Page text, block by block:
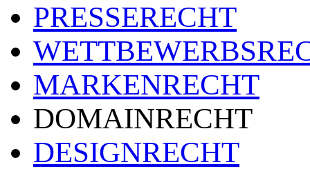
PRESSERECHT
MARKENRECHT
DOMAINRECHT
DESIGNRECHT